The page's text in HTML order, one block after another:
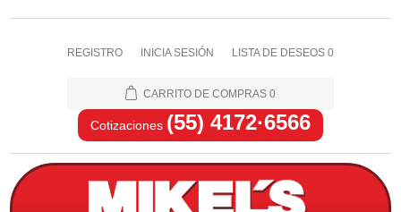
REGISTRO INICIA SESIÓN LISTA DE DESEOS 0
CARRITO DE COMPRAS 0
Cotizaciones (55) 4172·6566